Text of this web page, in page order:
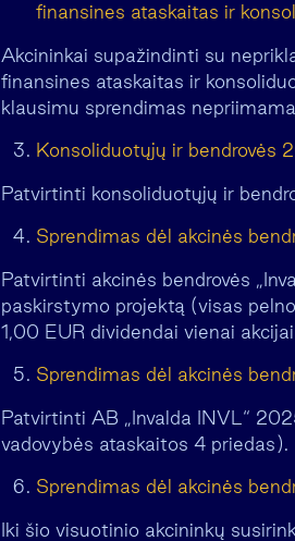
finansines ataskaitas ir
Akcininkai supažindinti su
finansines ataskaitas ir
klausimu sprendimas
Konsoliduotųjų ir bendrovės
Patvirtinti konsoliduotųjų ir
Sprendimas dėl akcinės
Patvirtinti akcinės bendrovės
paskirstymo projektą (visas
1,00 EUR dividendai vienai
Sprendimas dėl akcinės
Patvirtinti AB „Invalda INVL“
vadovybės ataskaitos 4 priedas).
Sprendimas dėl akcinės
Iki šio visuotinio akcininkų